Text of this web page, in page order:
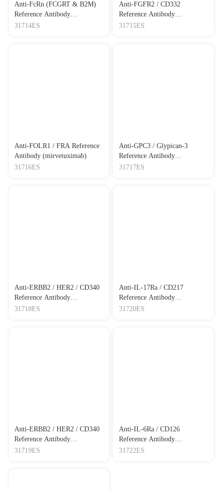
Anti-FcRn (FCGRT & B2M)
Reference Antibody
(rozanolixizumab)
31714ES
Anti-FGFR2 / CD332
Reference Antibody
(bemarituzumab)
31715ES
Anti-FOLR1 / FRA Reference
Antibody (mirvetuximab)
31716ES
Anti-GPC3 / Glypican-3
Reference Antibody
(codrituzumab)
31717ES
Anti-ERBB2 / HER2 / CD340
Reference Antibody
(trastuzumab)
31718ES
Anti-IL-17Ra / CD217
Reference Antibody
(brodalumab)
31720ES
Anti-ERBB2 / HER2 / CD340
Reference Antibody
(pertuzumab)
31719ES
Anti-IL-6Ra / CD126
Reference Antibody
(tocilizumab)
31722ES